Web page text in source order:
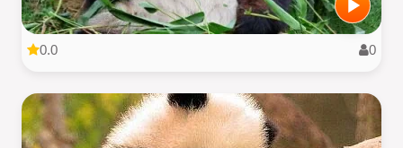
0.0 0